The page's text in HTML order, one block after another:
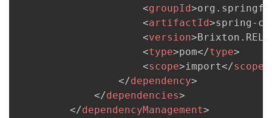
<groupId>
<artifactId>spring-
<version>
<type>pom</type>
<scope>import</scope
</dependency>
</dependencies>
</dependencyManagement>